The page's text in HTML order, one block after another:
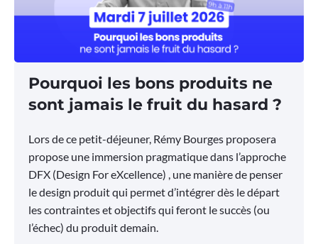
Pourquoi les bons produits ne
sont jamais le fruit du hasard ?
Lors de ce petit-déjeuner, Rémy Bourges proposera
propose une immersion pragmatique dans l’approche
DFX (Design For eXcellence) , une manière de penser
le design produit qui permet d’intégrer dès le départ
les contraintes et objectifs qui feront le succès (ou
l’échec) du produit demain.